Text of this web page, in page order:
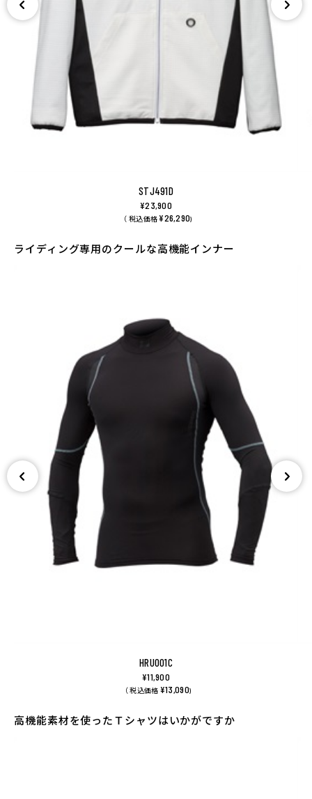
STJ491D
¥23,900
（ 税込価格¥26,290)
ライディング専用のクールな高機能インナー
HRU001C
¥11,900
（ 税込価格 ¥13,090)
高機能素材を使ったＴシャツはいかがですか